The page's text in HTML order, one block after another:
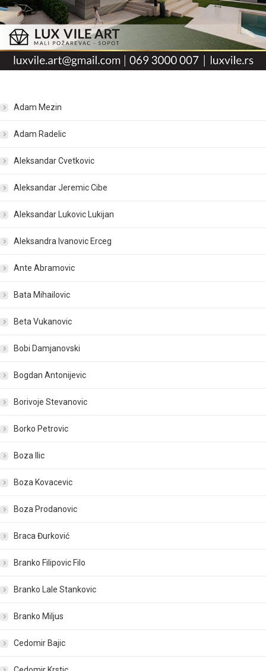
Adam Mezin
Adam Radelic
Aleksandar Cvetkovic
Aleksandar Jeremic Cibe
Aleksandar Lukovic Lukijan
Aleksandra Ivanovic Erceg
Ante Abramovic
Bata Mihailovic
Beta Vukanovic
Bobi Damjanovski
Bogdan Antonijevic
Borivoje Stevanovic
Borko Petrovic
Boza Ilic
Boza Kovacevic
Boza Prodanovic
Braca Đurković
Branko Filipovic Filo
Branko Lale Stankovic
Branko Miljus
Cedomir Bajic